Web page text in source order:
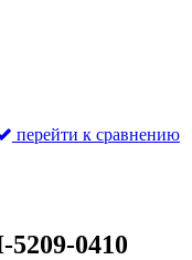
перейти к сравнению
0410